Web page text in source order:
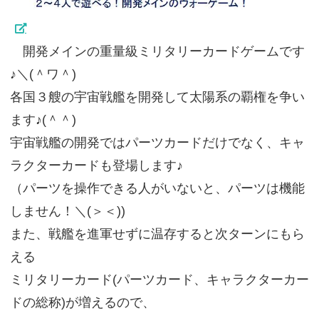
開発メインの重量級ミリタリーカードゲームです
♪＼(＾ワ＾)
各国３艘の宇宙戦艦を開発して太陽系の覇権を争い
ます♪(＾＾)
宇宙戦艦の開発ではパーツカードだけでなく、キャ
ラクターカードも登場します♪
（パーツを操作できる人がいないと、パーツは機能
しません！＼(＞＜))
また、戦艦を進軍せずに温存すると次ターンにもら
える
ミリタリーカード(パーツカード、キャラクターカー
ドの総称)が増えるので、